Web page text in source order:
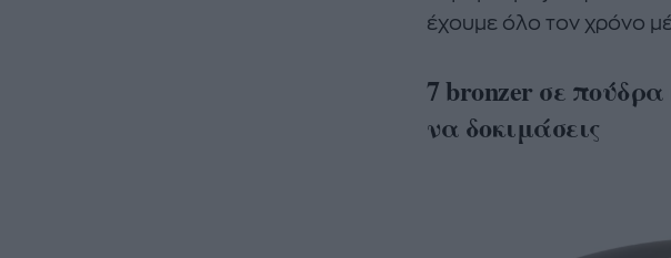
έχουμε όλο τον χρόνο
7 bronzer σε
να δοκιμάσεις